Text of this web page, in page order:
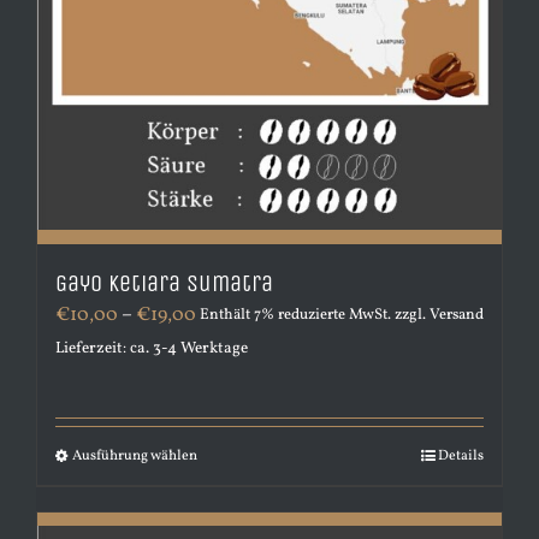
Gayo Ketiara Sumatra
€10,00 – €19,00Preisspanne:
€10,00
€19,00
Enthält 7% reduzierte MwSt.zzgl.Versand
Lieferzeit: ca. 3-4 Werktage
Ausführung wählenDieses
weist
Details